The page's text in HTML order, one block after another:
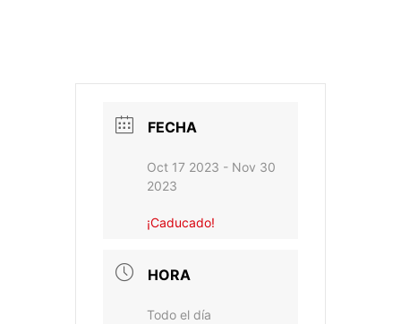
FECHA
Oct 17 2023 - Nov 30
2023
¡Caducado!
HORA
Todo el día